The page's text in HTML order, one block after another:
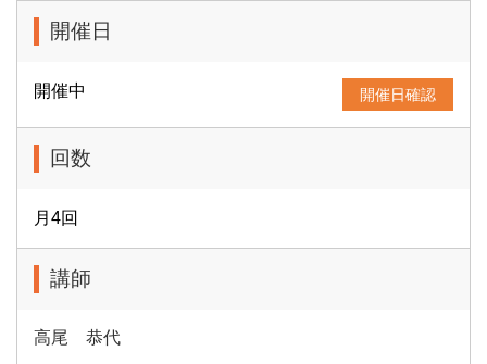
開催日
開催中 開催日確認
回数
月4回
講師
高尾 恭代